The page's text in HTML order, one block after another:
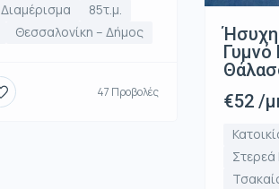
Διαμέρισμα
85τ.μ.
Θεσσαλονίκη – Δήμος
47 Προβολές
Γυμνό
€52 /